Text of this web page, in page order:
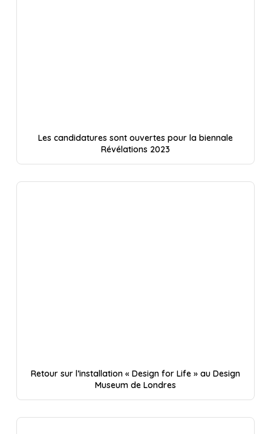
Les candidatures sont ouvertes pour la biennale
Révélations 2023
Retour sur l’installation « Design for Life » au Design
Museum de Londres